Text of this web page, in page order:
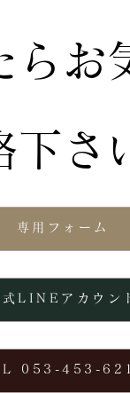
専用フォーム
053-453-
式LINEアカウン
らお
下さ